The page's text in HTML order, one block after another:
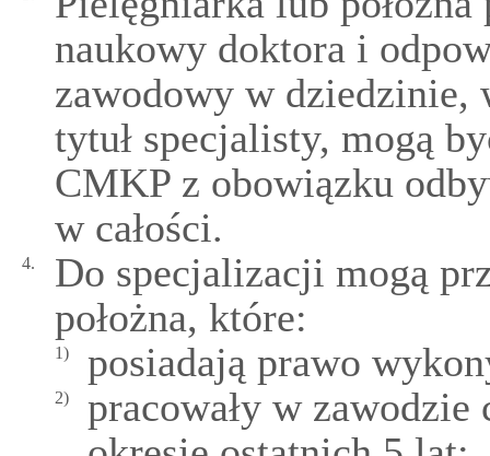
naukowy doktora i
zawodowy w dziedzinie,
tytuł specjalisty, mogą
CMKP z obowiązku
w całości.
4.
Do specjalizacji mogą
położna, które:
1) posiadają prawo
2)
pracowały w